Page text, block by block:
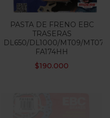
PASTA DE FRENO EBC
TRASERAS
DL650/DL1000/MT09/MT07/
FA174HH
$190.000